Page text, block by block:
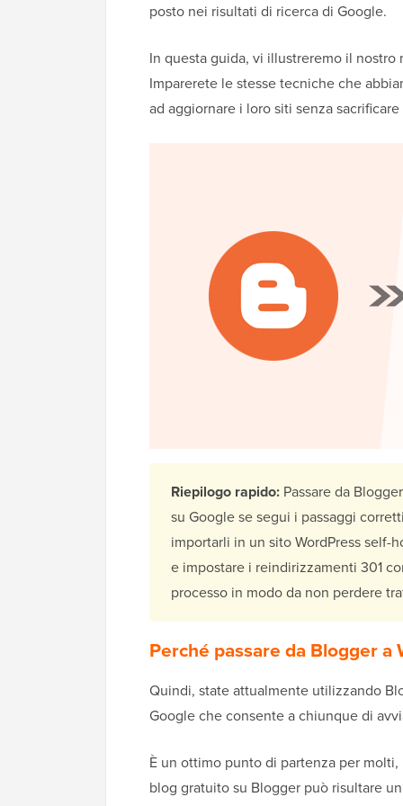
posto nei risultati di ricerca di Google.
In questa guida, vi illustreremo il nostro
Imparerete le stesse tecniche che
ad aggiornare i loro siti senza
Riepilogo rapido: Passare da
su Google se segui i passaggi
importarli in un sito WordPress
e impostare i reindirizzamenti 301
processo in modo da non perdere
Perché passare da Blogger a
Quindi, state attualmente utilizzando
Google che consente a chiunque di
È un ottimo punto di partenza per
blog gratuito su Blogger può risultare